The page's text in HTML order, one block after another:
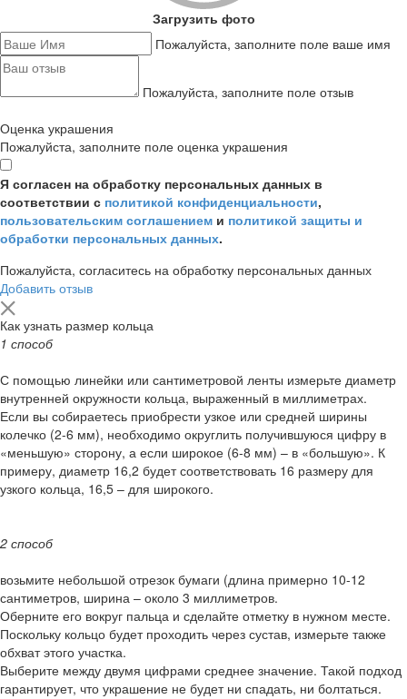
Загрузить фото
Пожалуйста, заполните поле ваше имя
Пожалуйста, заполните поле отзыв
Оценка украшения
Пожалуйста, заполните поле оценка украшения
Я согласен на обработку персональных данных в
соответствии с политикой конфиденциальности,
пользовательским соглашением и политикой защиты и
обработки персональных данных.
Пожалуйста, согласитесь на обработку персональных данных
Добавить отзыв
Как узнать размер кольца
1 способ
С помощью линейки или сантиметровой ленты измерьте диаметр
внутренней окружности кольца, выраженный в миллиметрах.
Если вы собираетесь приобрести узкое или средней ширины
колечко (2-6 мм), необходимо округлить получившуюся цифру в
«меньшую» сторону, а если широкое (6-8 мм) – в «большую». К
примеру, диаметр 16,2 будет соответствовать 16 размеру для
узкого кольца, 16,5 – для широкого.
2 способ
возьмите небольшой отрезок бумаги (длина примерно 10-12
сантиметров, ширина – около 3 миллиметров.
Оберните его вокруг пальца и сделайте отметку в нужном месте.
Поскольку кольцо будет проходить через сустав, измерьте также
обхват этого участка.
Выберите между двумя цифрами среднее значение. Такой подход
гарантирует, что украшение не будет ни спадать, ни болтаться.